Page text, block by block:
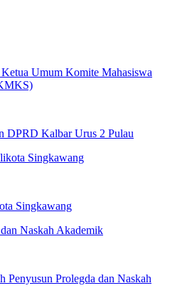
DPRD Kalbar Urus 2 Pulau
Singkawang
Penyusun Prolegda dan Naskah